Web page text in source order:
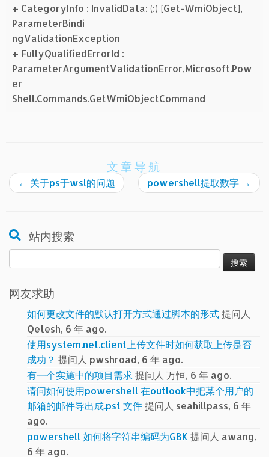
+ CategoryInfo : InvalidData: (:) [Get-WmiObject],
ParameterBindi
ngValidationException
+ FullyQualifiedErrorId :
ParameterArgumentValidationError,Microsoft.Pow
er
Shell.Commands.GetWmiObjectCommand
文章导航
← 关于ps于wsl的问题 powershell提取数字 →
站内搜索
索：
网友求助
如何更改文件的默认打开方式通过脚本的形式提问人
Qetesh, 6 年 ago.
使用system.net.client上传文件时如何获取上传是否
成功？ 提问人 pwshroad, 6 年 ago.
有一个实施中的项目需求提问人 万恒, 6 年 ago.
请问如何使用powershell 在outlook中把某个用户的
邮箱的邮件导出成.pst 文件提问人 seahillpass, 6 年
ago.
powershell 如何将字符串编码为GBK 提问人 awang,
6 年 ago.